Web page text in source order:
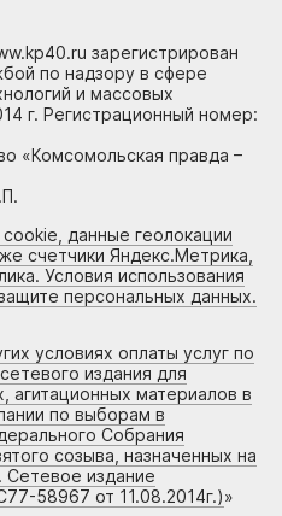
зарегистрирован
по надзору в сфере
и массовых
г. Регистрационный номер:
«Комсомольская правда –
данные геолокации
счетчики Яндекс.Метрика,
Условия использования
персональных данных.
условиях оплаты услуг по
издания для
материалов в
по выборам в
Собрания
созыва, назначенных на
Сетевое издание
58967 от 11.08.2014г.)»